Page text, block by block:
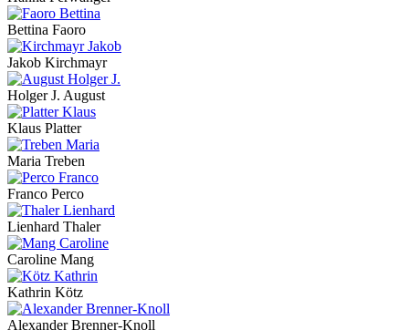
Bettina Faoro
Jakob Kirchmayr
Holger J. August
Klaus Platter
Maria Treben
Franco Perco
Lienhard Thaler
Caroline Mang
Kathrin Kötz
Alexander Brenner-Knoll